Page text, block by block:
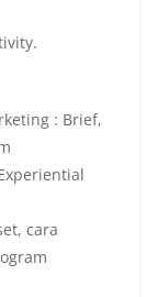
: Brief,
cara